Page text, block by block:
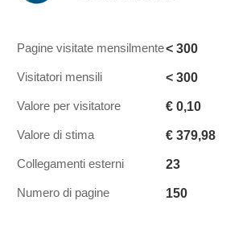
Pagine visitate mensilmente< 300
Visitatori mensili < 300
Valore per visitatore € 0,10
Valore di stima € 379,98
Collegamenti esterni 23
Numero di pagine 150